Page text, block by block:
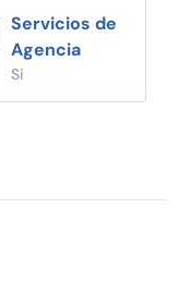
Servicios de
Agencia
Si